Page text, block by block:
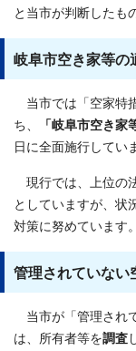
と当市が判断したも
岐阜市空き家等の
当市では「空家特
ち、
「岐阜市空き家
日に全面施行してい
現行では、上位の
としていますが、状
対策に努めています。
管理されていない
当市が「管理され
は、所有者等を調査